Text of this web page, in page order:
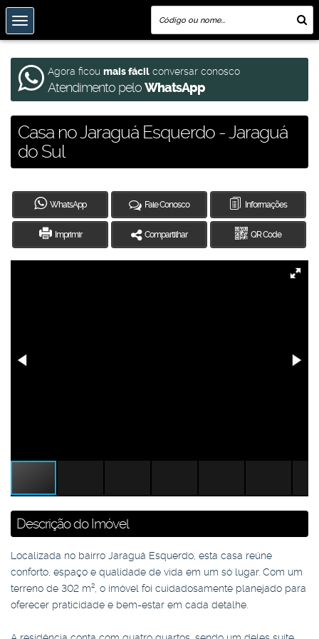
Agora ficou mais fácil conversar conosco
Atendimento peloWhatsApp
Casa no Jaraguá Esquerdo - Jaraguá
do Sul
WhatsApp Fale Conosco Informações
Imprimir Compartilhar QR Code
Descrição do Imóvel
Localizada no bairro Jaraguá Esquerdo, esta casa reúne
conforto, espaço e qualidade de vida em um só lugar. Com um
terreno de 302 m², o imóvel foi cuidadosamente planejado para
oferecer praticidade e bem-estar em cada detalhe.